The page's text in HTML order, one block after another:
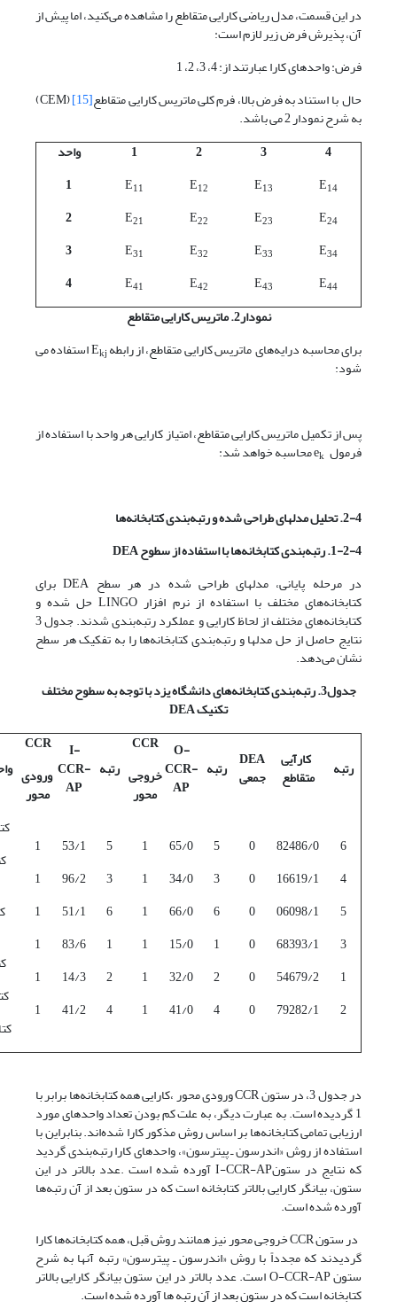
در این قسمت، مدل ریاضی کارایی متقاطع را مشاهده می‌کنید، اما پیش از
آن، پذیرش فرض زیر لازم است:
فرض: واحدهای کارا عبارتند از: 4، 3، 2، 1
حال با استناد به فرض بالا، فرم کلی ماتریس کارایی متقاطع[15]
(CEM)
به شرح نمودار 2 می باشد.
4
3
2
1
واحد
E14
E13
E12
E11
1
E24
E23
E22
E21
2
E34
E33
E32
E31
3
E44
E43
E42
E41
4
نمودار2. ماتریس کارایی متقاطع
برای محاسبه درایه‌های ماتریس کارایی متقاطع، از رابطه E kj استفاده می
شود:
پس از تکمیل ماتریس کارایی متقاطع، امتیاز کارایی هر واحد با استفاده از
فرمول e k محاسبه خواهد شد:
2-4. تحلیل مدلهای طراحی شده و رتبه‌بندی کتابخانه‌ها
1-2-4. رتبه‌بندی کتابخانه‌ها با استفاده از سطوح
DEA
در مرحله پایانی، مدلهای طراحی شده در هر سطح DEA برای
کتابخانه‌های مختلف با استفاده از نرم افزار LINGO حل شده و
کتابخانه‌های مختلف از لحاظ کارایی و عملکرد رتبه‌بندی شدند. جدول 3
نتایج حاصل از حل مدلها و رتبه‌بندی کتابخانه‌ها را به تفکیک هر سطح
نشان می‌دهد.
جدول3. رتبه‌بندی کتابخانه‌های دانشگاه یزد با توجه به سطوح مختلف
تکنیکDEA
رتبه کارآیی
متقاطع
DEA
جمعی رتبه
O-
CCR-
AP
CCR
خروجی
محور
رتبه
I-
CCR-
AP
CCR
ورودی
محور
6
4
5
3
1
2
82486/0
16619/1
06098/1
68393/1
54679/2
79282/1
0
0
0
0
0
0
5
3
6
1
2
4
65/0
34/0
66/0
15/0
32/0
41/0
1
1
1
1
1
1
5
3
6
1
2
4
53/1
96/2
51/1
83/6
14/3
41/2
1
1
1
1
1
1
در جدول 3، در ستون CCR ورودی محور ،کارایی همه کتابخانه‌ها برابر با
1 گردیده است. به عبارت دیگر، به علت کم بودن تعداد واحدهای مورد
ارزیابی تمامی کتابخانه‌ها بر اساس روش مذکور کارا شده‌اند. بنابراین با
استفاده از روش «اندرسون ـ پیترسون»، واحدهای کارا رتبه‌بندی گردید
که نتایج در ستونI-CCR-AP آورده شده است .عدد بالاتر در این
ستون، بیانگر کارایی بالاتر کتابخانه است که در ستون بعد از آن رتبه‌ها
آورده شده است.
در ستون CCR خروجی محور نیز همانند روش قبل، همه کتابخانه‌ها کارا
گردیدند که مجدداً با روش «اندرسون ـ پیترسون» رتبه آنها به شرح
ستون O-CCR-AP است. عدد بالاتر در این ستون بیانگر کارایی بالاتر
کتابخانه است که در ستون بعد از آن رتبه ها آورده شده است.